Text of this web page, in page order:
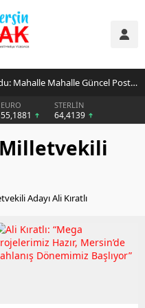
Mersin Mezitli Posta Kodu: Mahalle Mahalle Güncel Posta Kodu Rehberi
EURO
55,1881
STERLİN
64,4139
Adayı Ali Kıratlı